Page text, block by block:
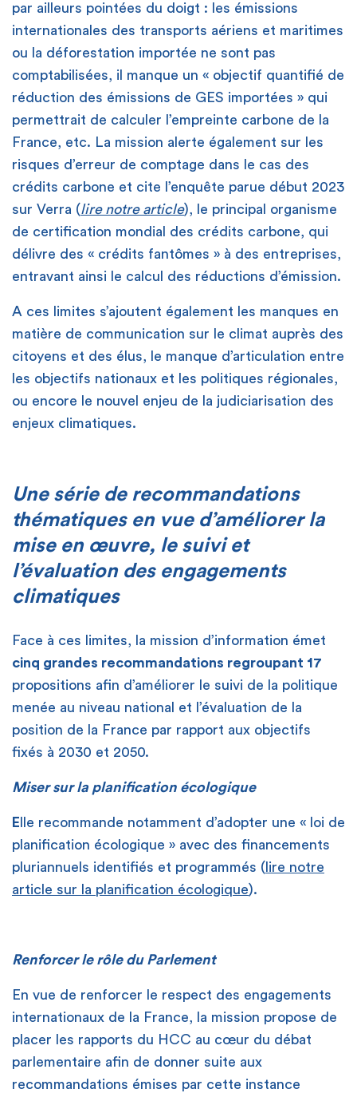
par ailleurs pointées du doigt : les émissions
internationales des transports aériens et maritimes
ou la déforestation importée ne sont pas
comptabilisées, il manque un « objectif quantifié de
réduction des émissions de GES importées » qui
permettrait de calculer l’empreinte carbone de la
France, etc. La mission alerte également sur les
risques d’erreur de comptage dans le cas des
crédits carbone et cite l’enquête parue début 2023
sur Verra (lire notre article), le principal organisme
de certification mondial des crédits carbone, qui
délivre des « crédits fantômes » à des entreprises,
entravant ainsi le calcul des réductions d’émission.
A ces limites s’ajoutent également les manques en
matière de communication sur le climat auprès des
citoyens et des élus, le manque d’articulation entre
les objectifs nationaux et les politiques régionales,
ou encore le nouvel enjeu de la judiciarisation des
enjeux climatiques.
Une série de recommandations
thématiques en vue d’améliorer la
mise en œuvre, le suivi et
l’évaluation des engagements
climatiques
Face à ces limites, la mission d’information émet
cinq grandes recommandations regroupant 17
propositions afin d’améliorer le suivi de la politique
menée au niveau national et l’évaluation de la
position de la France par rapport aux objectifs
fixés à 2030 et 2050.
Miser sur la planification écologique
E lle recommande notamment d’adopter une « loi de
planification écologique » avec des financements
pluriannuels identifiés et programmés ( lire notre
article sur la planification écologique).
Renforcer le rôle du Parlement
En vue de renforcer le respect des engagements
internationaux de la France, la mission propose de
placer les rapports du HCC au cœur du débat
parlementaire afin de donner suite aux
recommandations émises par cette instance